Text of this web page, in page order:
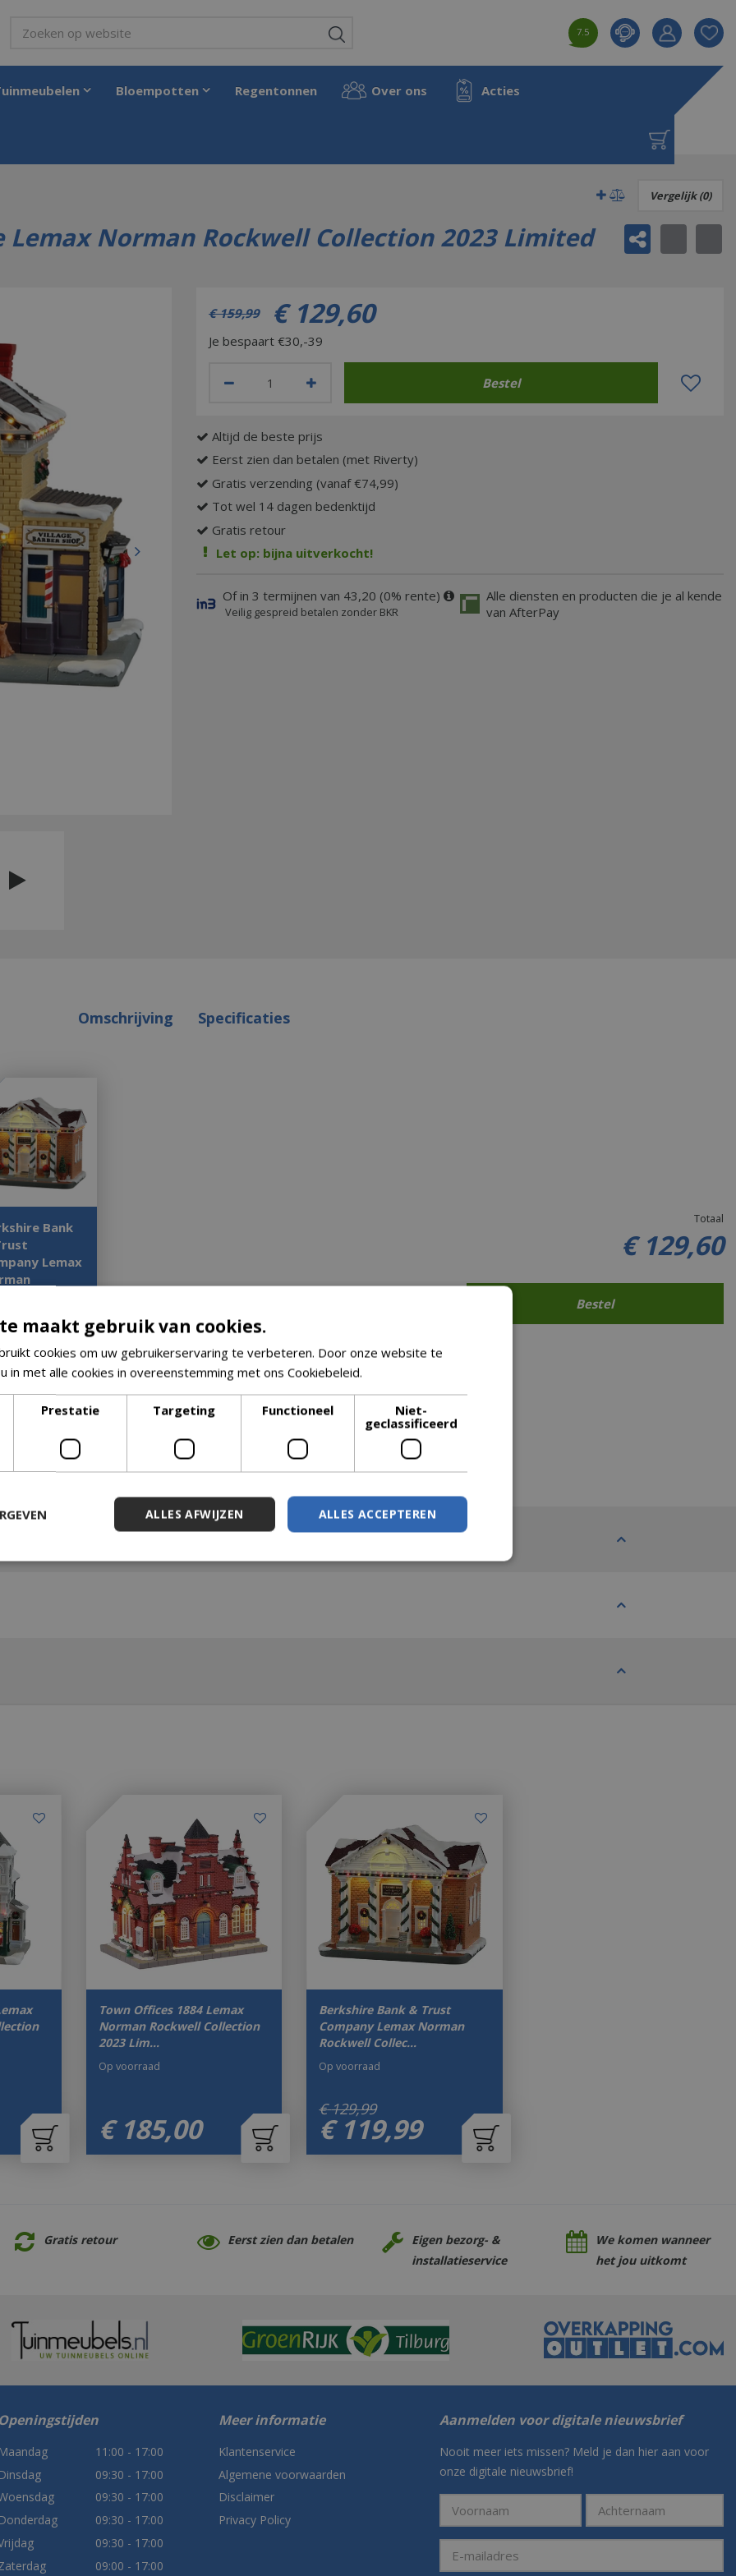
7.5
Product
aan
Bloempotten Regentonnen Over ons Acties
Vergelijk (0)
Lemax Norman Rockwell Collection 2023 Limited
€ 159,99 € 129,60
Je bespaart €30,-39
Altijd de beste prijs
Eerst zien dan betalen (met Riverty)
Gratis verzending (vanaf €74,99)
Tot wel 14 dagen bedenktijd
Gratis retour
Let op: bijna uitverkocht!
Of in 3 termijnen van 43,20 (0% rente)
Veilig gespreid betalen zonder BKR
Alle diensten en producten die je al kende
van AfterPay
Omschrijving Specificaties
Bank
Lemax
Edition
,99
,99
Totaal
€ 129,60
Town Offices 1884 Lemax
Norman Rockwell Collection
2023 Lim…
€ 185,00
Op voorraad
Berkshire Bank & Trust
Company Lemax Norman
Rockwell Collec…
€ 129,99
€ 119,99
Op voorraad
Gratis retour Eerst zien dan betalen
Eigen bezorg- &
installatieservice
We komen wanneer
het jou uitkomt
Openingstijden
Maandag
11:00 - 17:00
Dinsdag
09:30 - 17:00
09:30 - 17:00
Donderdag
09:30 - 17:00
09:30 - 17:00
09:00 - 17:00
Meer informatie
Klantenservice
Algemene voorwaarden
Disclaimer
Privacy Policy
Aanmelden voor digitale nieuwsbrief
Nooit meer iets missen? Meld je dan hier aan voor
onze digitale nieuwsbrief!
maakt gebruik van cookies.
cookies om uw gebruikerservaring te verbeteren. Door onze website te
in met alle cookies in overeenstemming met ons Cookiebeleid.
Prestatie Targeting Functioneel
Niet-
geclassificeerd
ALLES ACCEPTEREN
ALLES AFWIJZEN